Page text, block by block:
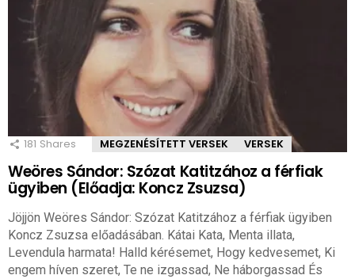
181 Shares MEGZENÉSÍTETT VERSEK VERSEK
Weöres Sándor: Szózat Katitzához a férfiak
ügyiben (Előadja: Koncz Zsuzsa)
Jöjjön Weöres Sándor: Szózat Katitzához a férfiak ügyiben
Koncz Zsuzsa előadásában. Kátai Kata, Menta illata,
Levendula harmata! Halld kérésemet, Hogy kedvesemet, Ki
engem híven szeret, Te ne izgassad, Ne háborgassad És